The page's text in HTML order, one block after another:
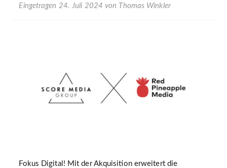
Eingetragen 24. Juli 2024 von Thomas Winkler
Fokus Digital! Mit der Akquisition erweitert die